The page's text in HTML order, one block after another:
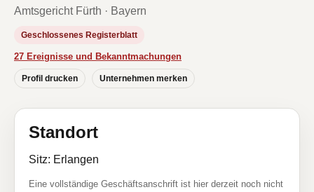
Amtsgericht Fürth · Bayern
Geschlossenes Registerblatt
27 Ereignisse und Bekanntmachungen
Profil drucken Unternehmen merken
Standort
Sitz: Erlangen
Eine vollständige Geschäftsanschrift ist hier derzeit noch nicht